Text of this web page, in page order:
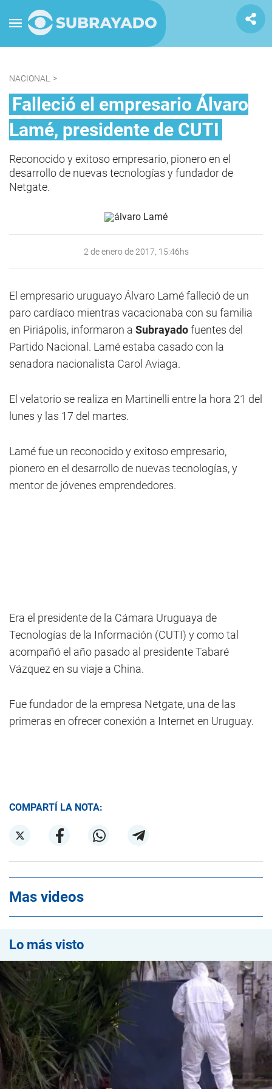
NACIONAL >
Falleció el empresario Álvaro
Lamé, presidente de CUTI
Reconocido y exitoso empresario, pionero en el
desarrollo de nuevas tecnologías y fundador de
Netgate.
2 de enero de 2017, 15:46hs
El empresario uruguayo Álvaro Lamé falleció de un
paro cardíaco mientras vacacionaba con su familia
en Piriápolis, informaron a Subrayadofuentes del
Partido Nacional. Lamé estaba casado con la
senadora nacionalista Carol Aviaga.
El velatorio se realiza en Martinelli entre la hora 21 del
lunes y las 17 del martes.
Lamé fue un reconocido y exitoso empresario,
pionero en el desarrollo de nuevas tecnologías, y
mentor de jóvenes emprendedores.
Era el presidente de la Cámara Uruguaya de
Tecnologías de la Información (CUTI) y como tal
acompañó el año pasado al presidente Tabaré
Vázquez en su viaje a China.
Fue fundador de la empresa Netgate, una de las
primeras en ofrecer conexión a Internet en Uruguay.
COMPARTÍ LA NOTA:
Mas videos
Lo más visto